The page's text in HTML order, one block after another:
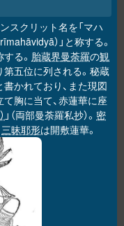
スクリット名を「マハ
）」と称する。
る。 胎蔵界曼荼羅の観
第五位に列される。秘蔵
書かれており、また現図
胸に当て、赤蓮華に座
」（両部曼荼羅私抄）。 密
三昧耶形は開敷蓮華。